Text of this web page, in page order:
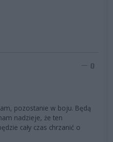
0
pozostanie w boju. Będą
nadzieje, że ten
cały czas chrzanić o